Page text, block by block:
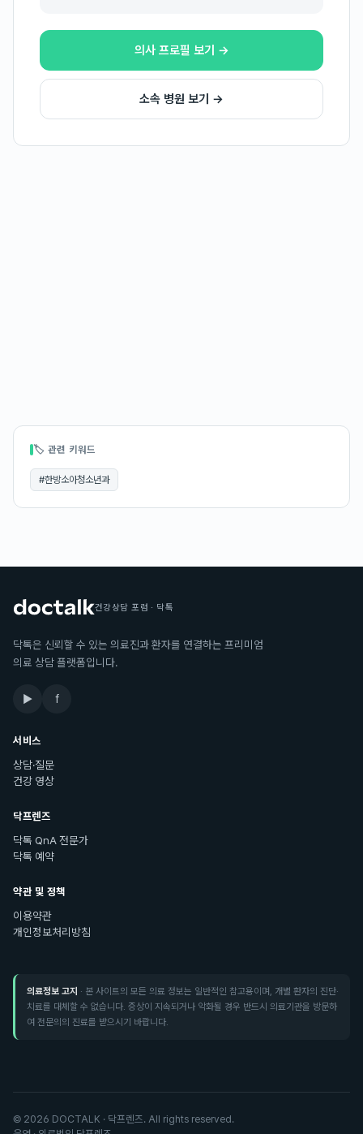
의사 프로필 보기 →
소속 병원 보기 →
🏷 관련 키워드
#한방소아청소년과
건강상담 포럼 · 닥톡
닥톡은 신뢰할 수 있는 의료진과 환자를 연결하는 프리미엄
의료 상담 플랫폼입니다.
▶ f
서비스
상담·질문
건강 영상
닥프렌즈
닥톡 QnA 전문가
닥톡 예약
약관 및 정책
이용약관
개인정보처리방침
의료정보 고지 · 본 사이트의 모든 의료 정보는 일반적인 참고용이며, 개별 환자의 진단·
치료를 대체할 수 없습니다. 증상이 지속되거나 악화될 경우 반드시 의료기관을 방문하
여 전문의의 진료를 받으시기 바랍니다.
© 2026 DOCTALK · 닥프렌즈. All rights reserved.